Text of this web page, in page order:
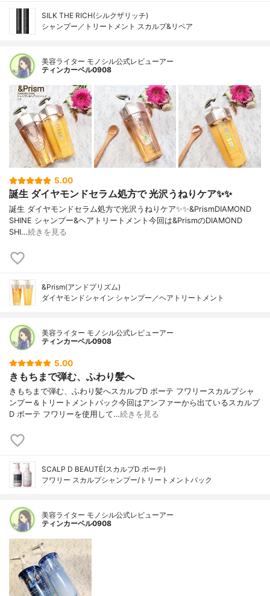
SILK THE RICH(シルクザリッチ)
シャンプー／トリートメント スカルプ&リペア
美容ライター モノシル公式レビューアー
ティンカーベル0908
5.00
誕生 ダイヤモンドセラム処方で 光沢うねりケア✨✨
誕生 ダイヤモンドセラム処方で光沢うねりケア✨✨&PrismDIAMOND
SHINE シャンプー&ヘアトリートメント今回は&PrismのDIAMOND
SHI…続きを見る
&Prism(アンドプリズム)
ダイヤモンドシャイン シャンプー／ヘアトリートメント
美容ライター モノシル公式レビューアー
ティンカーベル0908
5.00
きもちまで弾む、ふわり髪へ
きもちまで弾む、ふわり髪へスカルプD ボーテ フワリースカルプシャ
ンプー＆トリートメントパック今回はアンファーから出ているスカルプ
D ボーテ フワリーを使用して…続きを見る
SCALP D BEAUTÉ(スカルプD ボーテ)
フワリー スカルプシャンプー/トリートメントパック
美容ライター モノシル公式レビューアー
ティンカーベル0908